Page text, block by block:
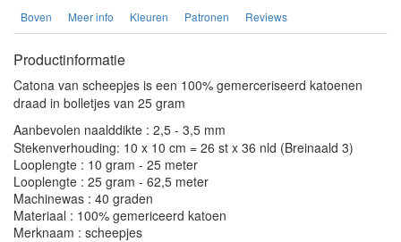
Boven Meer info Kleuren Patronen Reviews
Productinformatie
Catona van scheepjes is een 100% gemerceriseerd katoenen
draad in bolletjes van 25 gram
Aanbevolen naalddikte : 2,5 - 3,5 mm
Stekenverhouding: 10 x 10 cm = 26 st x 36 nld (Breinaald 3)
Looplengte : 10 gram - 25 meter
Looplengte : 25 gram - 62,5 meter
Machinewas : 40 graden
Materiaal : 100% gemericeerd katoen
Merknaam : scheepjes